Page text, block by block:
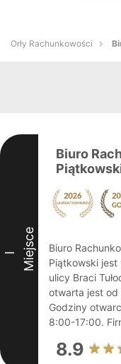
Orły Rachunkowości
I Miejsce
Biuro
Biuro
Piątkowski
ulicy Braci
otwarta jest od
Godziny
8:00-17:00.
8.9